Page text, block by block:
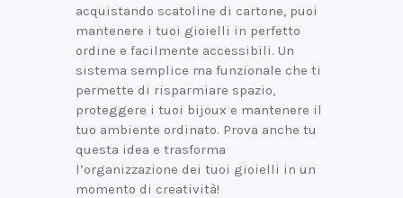
acquistando scatoline di cartone, puoi
mantenere i tuoi gioielli in perfetto
ordine e facilmente accessibili. Un
sistema semplice ma funzionale che ti
permette di risparmiare spazio,
proteggere i tuoi bijoux e mantenere il
tuo ambiente ordinato. Prova anche tu
questa idea e trasforma
l’organizzazione dei tuoi gioielli in un
momento di creatività!